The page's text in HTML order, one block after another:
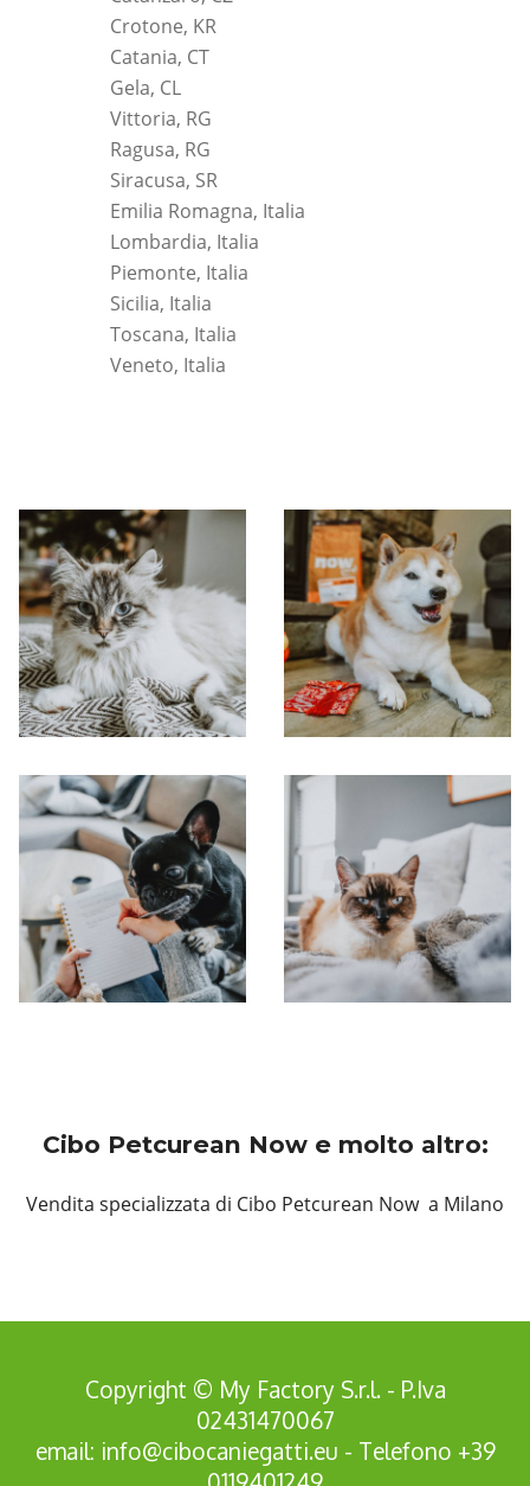
Crotone, KR
Catania, CT
Gela, CL
Vittoria, RG
Ragusa, RG
Siracusa, SR
Emilia Romagna, Italia
Lombardia, Italia
Piemonte, Italia
Sicilia, Italia
Toscana, Italia
Veneto, Italia
Cibo Petcurean Now e molto altro:
Vendita specializzata di Cibo Petcurean Now a Milano
Copyright © My Factory S.r.l. - P.Iva
02431470067
email: info@cibocaniegatti.eu - Telefono +39